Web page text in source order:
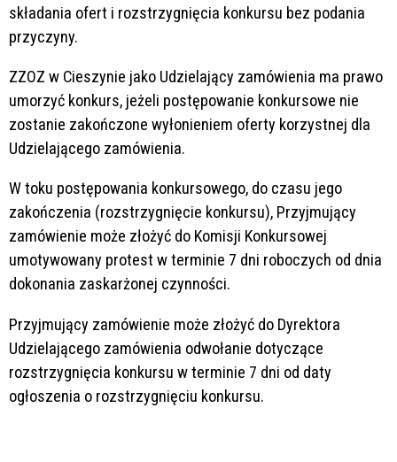
składania ofert i rozstrzygnięcia konkursu bez podania
przyczyny.
ZZOZ w Cieszynie jako Udzielający zamówienia ma prawo
umorzyć konkurs, jeżeli postępowanie konkursowe nie
zostanie zakończone wyłonieniem oferty korzystnej dla
Udzielającego zamówienia.
W toku postępowania konkursowego, do czasu jego
zakończenia (rozstrzygnięcie konkursu), Przyjmujący
zamówienie może złożyć do Komisji Konkursowej
umotywowany protest w terminie 7 dni roboczych od dnia
dokonania zaskarżonej czynności.
Przyjmujący zamówienie może złożyć do Dyrektora
Udzielającego zamówienia odwołanie dotyczące
rozstrzygnięcia konkursu w terminie 7 dni od daty
ogłoszenia o rozstrzygnięciu konkursu.